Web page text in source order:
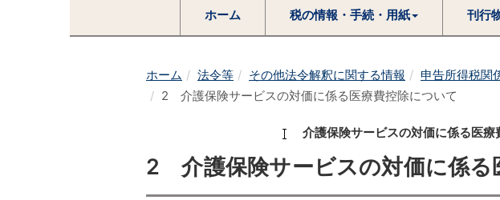
ホーム 税の情報・手続・用紙 刊行
ホーム 法令等 その他法令解釈に関する情報
申告所得税関
2 介護保険サービスの対価に係る医療費控除について
介護保険サービスの対価に係る医療
2 介護保険サービスの対価に係る